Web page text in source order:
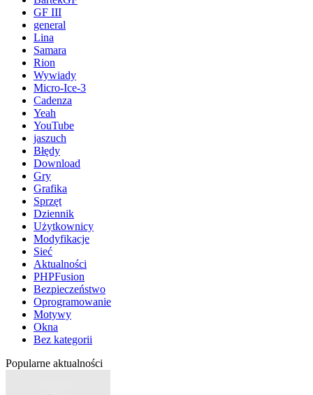
GF III
general
Lina
Samara
Rion
Wywiady
Micro-Ice-3
Cadenza
Yeah
YouTube
jaszuch
Błędy
Download
Gry
Grafika
Sprzęt
Dziennik
Użytkownicy
Modyfikacje
Sieć
Aktualności
PHPFusion
Bezpieczeństwo
Oprogramowanie
Motywy
Okna
Bez kategorii
Popularne aktualności